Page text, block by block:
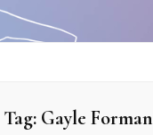
Tag: Gayle Forman